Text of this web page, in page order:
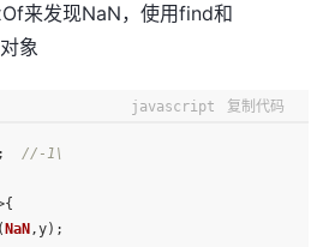
来发现NaN，使用find和
象
javascript 复制代码
//-1\
{
( NaN ,y);